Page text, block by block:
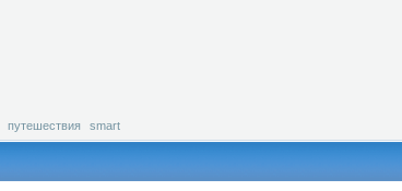
путешествия smart